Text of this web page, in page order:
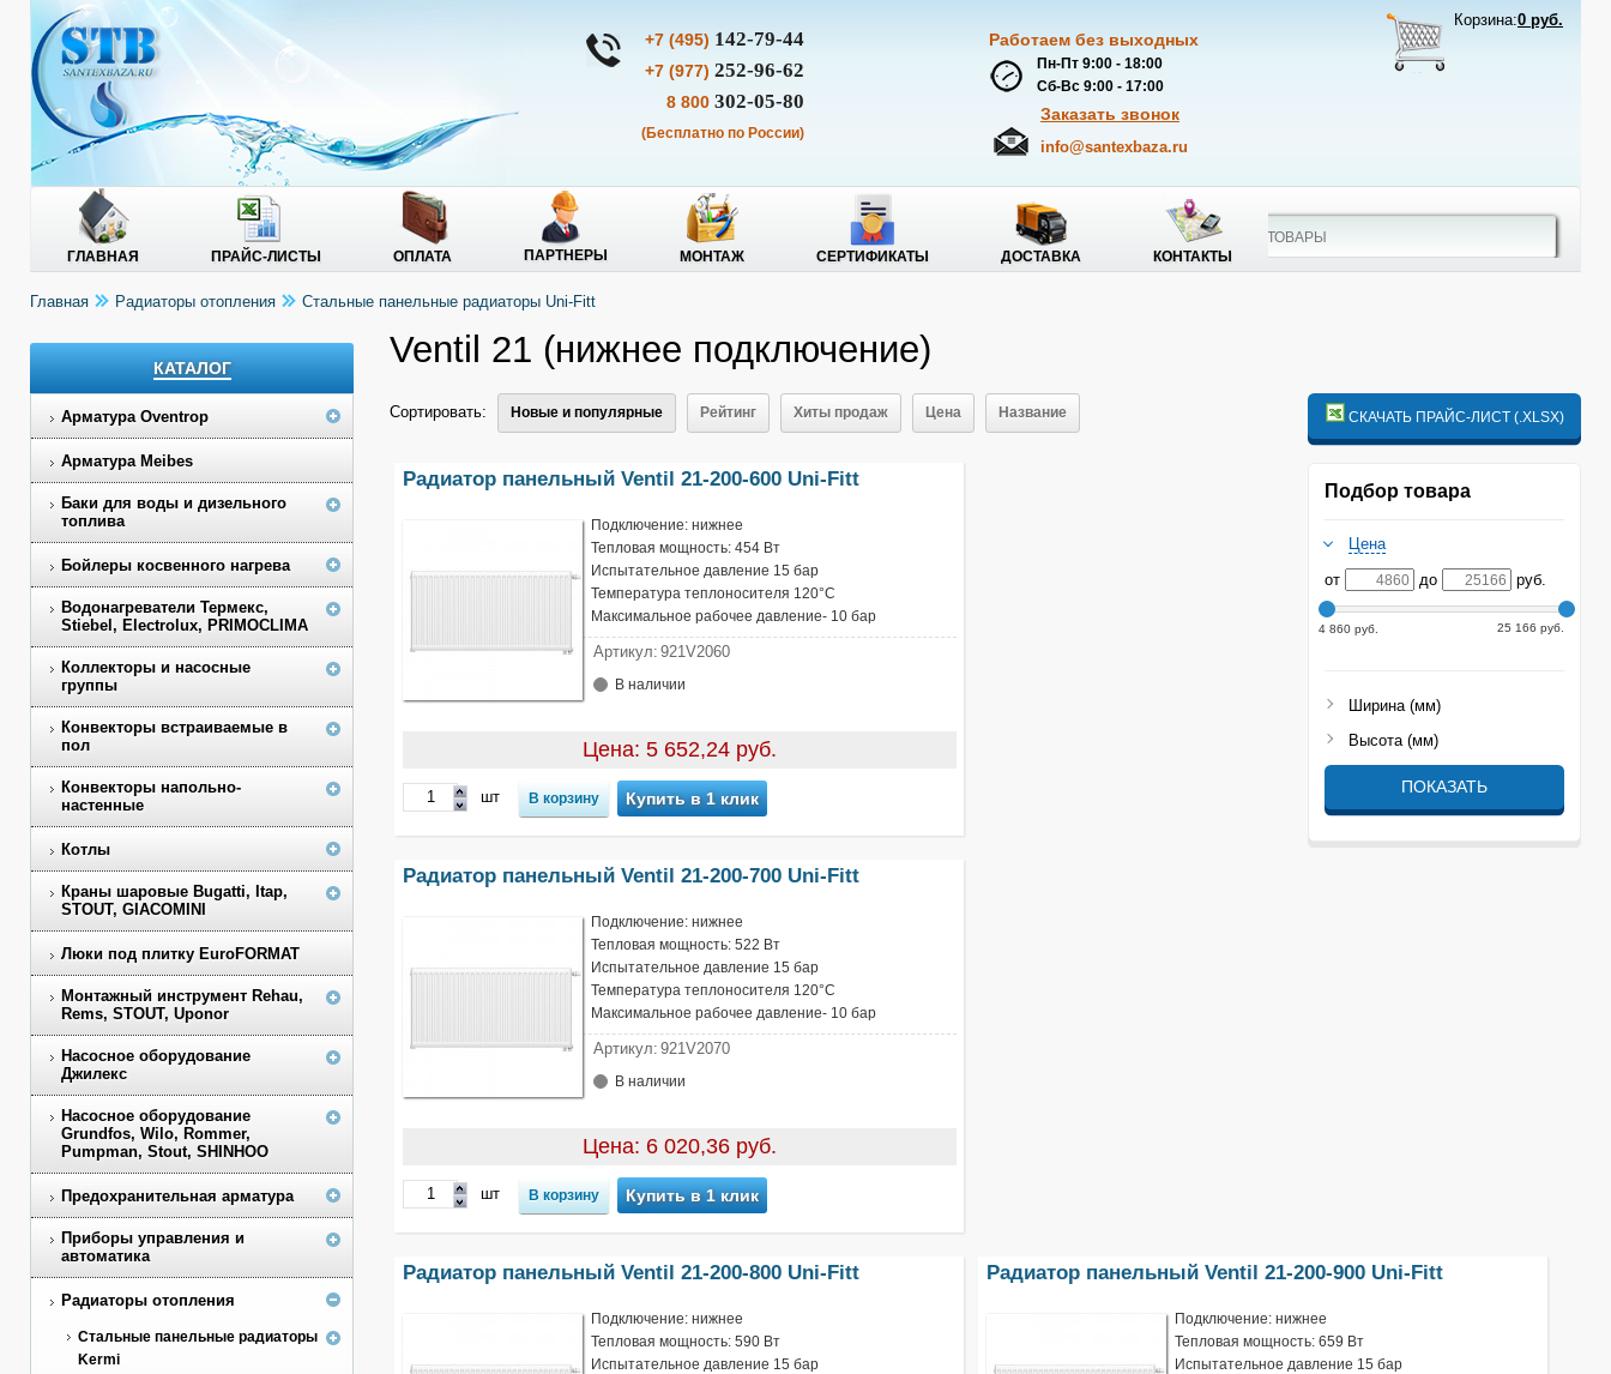
+7 (495) 142-79-44
+7 (977) 252-96-62
8 800 302-05-80
(Бесплатно по России)
Работаем без выходных
Пн-Пт 9:00 - 18:00
Сб-Вс 9:00 - 17:00
Заказать звонок
info@santexbaza.ru
Корзина:0 руб.
ГЛАВНАЯ ПРАЙС-ЛИСТЫ ОПЛАТА ПАРТНЕРЫ МОНТАЖ СЕРТИФИКАТЫ ДОСТАВКА КОНТАКТЫ
Главная Радиаторы отопления Стальные панельные радиаторы Uni-Fitt
КАТАЛОГ
Арматура Oventrop
Арматура Meibes
Баки для воды и дизельного
топлива
Бойлеры косвенного нагрева
Водонагреватели Термекс,
Stiebel, Electrolux, PRIMOCLIMA
Коллекторы и насосные
группы
Конвекторы встраиваемые в
пол
Конвекторы напольно-
настенные
Котлы
Краны шаровые Bugatti, Itap,
STOUT, GIACOMINI
Люки под плитку EuroFORMAT
Монтажный инструмент Rehau,
Rems, STOUT, Uponor
Насосное оборудование
Джилекс
Насосное оборудование
Grundfos, Wilo, Rommer,
Pumpman, Stout, SHINHOO
Предохранительная арматура
Приборы управления и
автоматика
Радиаторы отопления
Стальные панельные радиаторы
Kermi
Ventil 21 (нижнее подключение)
СКАЧАТЬ ПРАЙС-ЛИСТ (.XLSX)
Подбор товара
Цена
от
до руб.
4 860 руб. 25 166 руб.
Ширина (мм)
Высота (мм)
Сортировать: Новые и популярные Рейтинг Хиты продаж Цена Название
Радиатор панельный Ventil 21-200-600 Uni-Fitt
Подключение: нижнее
Тепловая мощность: 454 Вт
Испытательное давление 15 бар
Температура теплоносителя 120°С
Максимальное рабочее давление- 10 бар
Артикул: 921V2060
В наличии
Цена: 5 652,24 руб.
шт Купить в 1 клик
Радиатор панельный Ventil 21-200-700 Uni-Fitt
Подключение: нижнее
Тепловая мощность: 522 Вт
Испытательное давление 15 бар
Температура теплоносителя 120°С
Максимальное рабочее давление- 10 бар
Артикул: 921V2070
В наличии
Цена: 6 020,36 руб.
шт Купить в 1 клик
Радиатор панельный Ventil 21-200-800 Uni-Fitt
Подключение: нижнее
Тепловая мощность: 590 Вт
Испытательное давление 15 бар
Радиатор панельный Ventil 21-200-900 Uni-Fitt
Подключение: нижнее
Тепловая мощность: 659 Вт
Испытательное давление 15 бар